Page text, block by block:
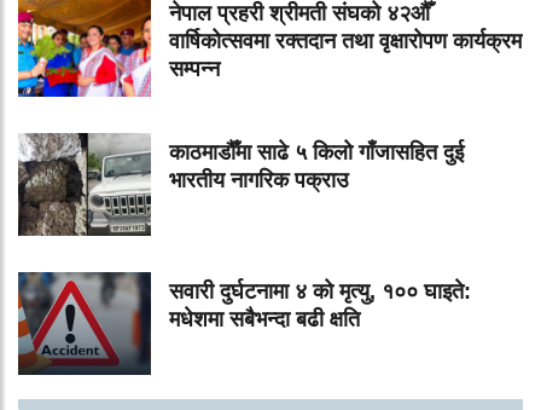
नेपाल प्रहरी श्रीमती संघको ४२औँ
वार्षिकोत्सवमा रक्तदान तथा वृक्षारोपण कार्यक्रम
सम्पन्न
काठमाडौँमा साढे ५ किलो गाँजासहित दुई
भारतीय नागरिक पक्राउ
सवारी दुर्घटनामा ४ को मृत्यु, १०० घाइते:
मधेशमा सबैभन्दा बढी क्षति